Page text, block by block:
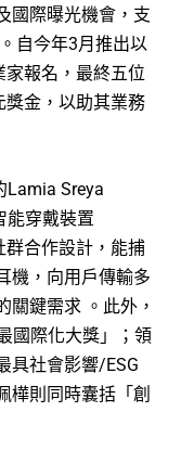
國際曝光機會，支
自今年3月推出以
報名，最終五位
金，以助其業務
Lamia Sreya
能穿戴裝置
群合作設計，能捕
機，向用戶傳輸多
關鍵需求 。此外，
國際化大獎」；領
具社會影響/ESG
樺則同時囊括「創